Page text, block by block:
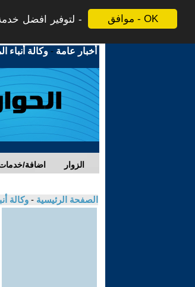
موافق - OK
لتوفير افضل
أخبار عامة -وكالة أنباء
اضافة/ الزوار
الصفحة الرئيسية - وكالة